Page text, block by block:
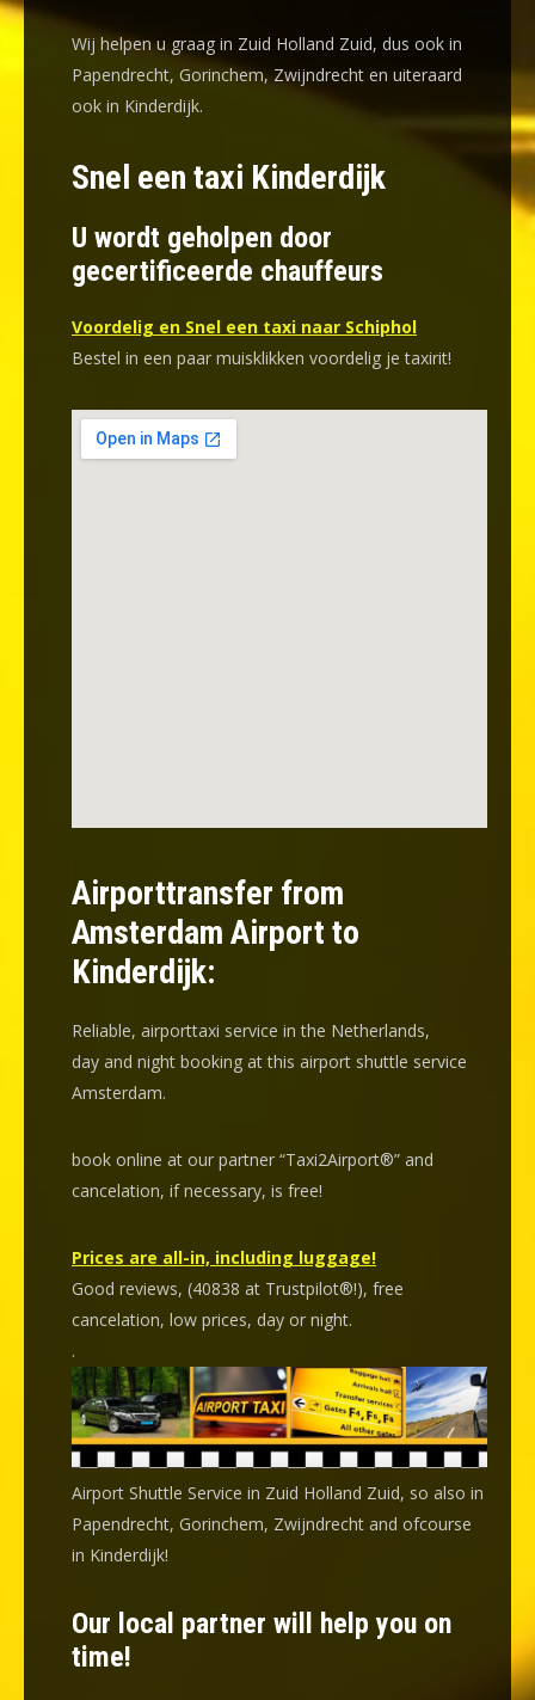
Wij helpen u graag in Zuid Holland Zuid, dus ook in
Papendrecht, Gorinchem, Zwijndrecht en uiteraard
ook in Kinderdijk.
Snel een taxi Kinderdijk
U wordt geholpen door
gecertificeerde chauffeurs
Voordelig en Snel een taxi naar Schiphol
Bestel in een paar muisklikken voordelig je taxirit!
Airporttransfer from
Amsterdam Airport to
Kinderdijk:
Reliable, airporttaxi service in the Netherlands,
day and night booking at this airport shuttle service
Amsterdam.
book online at our partner “Taxi2Airport®” and
cancelation, if necessary, is free!
Prices are all-in, including luggage!
Good reviews, (40838 at Trustpilot®!), free
cancelation, low prices, day or night.
.
Airport Shuttle Service in Zuid Holland Zuid, so also in
Papendrecht, Gorinchem, Zwijndrecht and ofcourse
in Kinderdijk!
Our local partner will help you on
time!